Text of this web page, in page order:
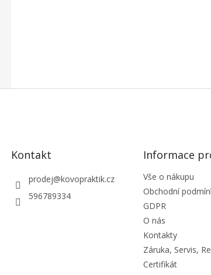
Kontakt
prodej@kovopraktik.cz
596789334
Informace
Vše o nákupu
Obchodní
GDPR
O nás
Kontakty
Záruka, Servis,
Certifikát